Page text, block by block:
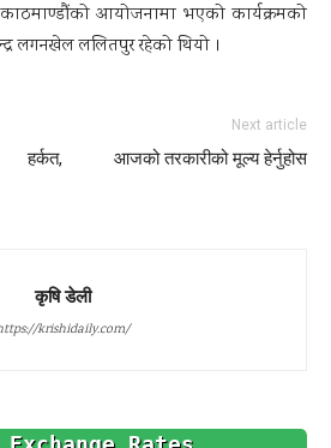
काठमाण्डौंको आयोजनामा भएको कार्यक्रमको
लगनखेल ललितपुर रहेको थियो ।
हर्कत,
Next article
आजको तरकारीको मूल्य हेर्नुहोस
कृषि डेली
krishidaily.com/